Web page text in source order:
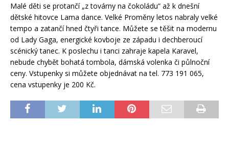
Malé děti se protančí „z továrny na čokoládu” až k dnešní
dětské hitovce Lama dance. Velké Proměny letos nabraly velké
tempo a zatančí hned čtyři tance. Můžete se těšit na modernu
od Lady Gaga, energické kovboje ze západu i dechberoucí
scénický tanec. K poslechu i tanci zahraje kapela Karavel,
nebude chybět bohatá tombola, dámská volenka či půlnoční
ceny. Vstupenky si můžete objednávat na tel. 773 191 065,
cena vstupenky je 200 Kč.